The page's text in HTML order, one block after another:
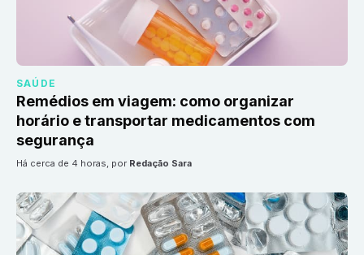
SAÚDE
Remédios em viagem: como organizar
horário e transportar medicamentos com
segurança
há cerca de 4 horas, por Redação Sara